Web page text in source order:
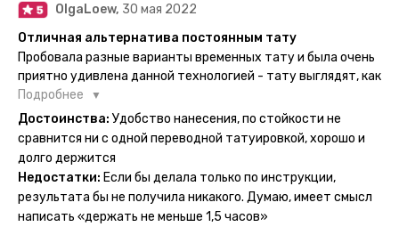
OlgaLoew, 30 мая 2022
Отличная альтернатива постоянным тату
Пробовала разные варианты временных тату и была очень
приятно удивлена данной технологией - тату выглядят, как
настоящие, и не тускнеют больше недели даже несмотря
на контакты с водой! На сайте очень большой выбор по
тематике и размерам, быстрая доставка. Заказывала сразу
очередного рисунка у меня на руке друзья до сих пор
каждый раз уточняют, временная ли тату или я всё-таки
решила себе что-то набить :) Т. к. если следовать
инструкции, то её действительно не отличить от
Подробнее
Достоинства: Удобство нанесения, по стойкости не
сравнится ни с одной переводной татуировкой, хорошо и
долго держится
Недостатки: Если бы делала только по инструкции,
результата бы не получила никакого. Думаю, имеет смысл
написать «держать не меньше 1,5 часов»